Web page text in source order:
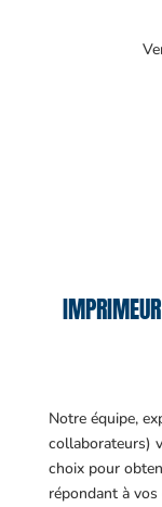
Notre équipe,
collaborateurs)
choix pour
répondant à vos